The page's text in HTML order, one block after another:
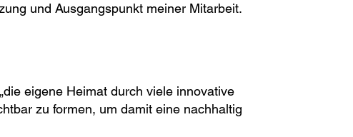
und Ausgangspunkt meiner Mitarbeit.
eigene Heimat durch viele innovative
zu formen, um damit eine nachhaltig